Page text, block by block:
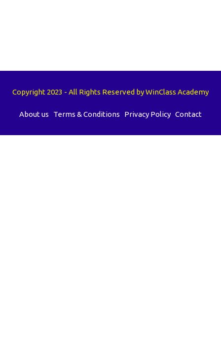
Copyright 2023 - All Rights Reserved by WinClass Academy
About us Terms & Conditions Privacy Policy Contact